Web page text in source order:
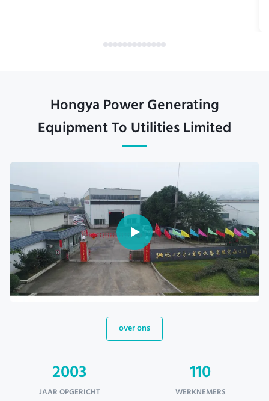
Hongya Power Generating
Equipment To Utilities Limited
over ons
2003
JAAR OPGERICHT
110
WERKNEMERS